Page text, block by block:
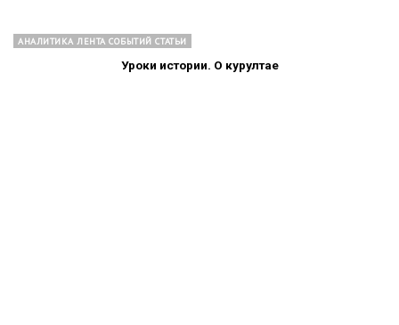
АНАЛИТИКА ЛЕНТА СОБЫТИЙ СТАТЬИ
Уроки истории. О курултае